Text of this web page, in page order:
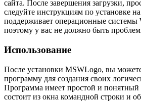
сайта. После завершения загрузки,
следуйте инструкциям по установке
поддерживает операционные системы
поэтому у вас не должно быть
Использование
После установки MSWLogo, вы можете
программу для создания своих
Программа имеет простой и понятный
состоит из окна командной строки и